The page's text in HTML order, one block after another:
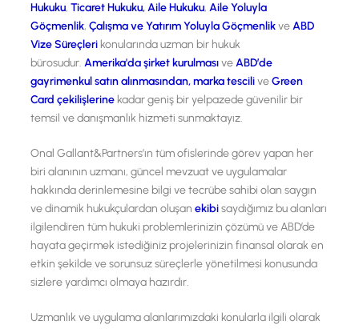
Hukuku,Ticaret Hukuku, Aile Hukuku,Aile Yoluyla
Göçmenlik,Çalışma ve Yatırım Yoluyla GöçmenlikveABD
Vize Süreçleri konularında uzman bir hukuk
bürosudur.Amerika'da şirket kurulmasıveABD’de
gayrimenkul satın alınmasından,marka tesciliveGreen
Card çekilişlerine kadar geniş bir yelpazede güvenilir bir
temsil ve danışmanlık hizmeti sunmaktayız.
Onal Gallant&Partners’ın tüm ofislerinde görev yapan her
biri alanının uzmanı, güncel mevzuat ve uygulamalar
hakkında derinlemesine bilgi ve tecrübe sahibi olan saygın
ve dinamik hukukçulardan oluşanekibisaydığımız bu alanları
ilgilendiren tüm hukuki problemlerinizin çözümü ve ABD’de
hayata geçirmek istediğiniz projelerinizin finansal olarak en
etkin şekilde ve sorunsuz süreçlerle yönetilmesi konusunda
sizlere yardımcı olmaya hazırdır.
Uzmanlık ve uygulama alanlarımızdaki konularla ilgili olarak